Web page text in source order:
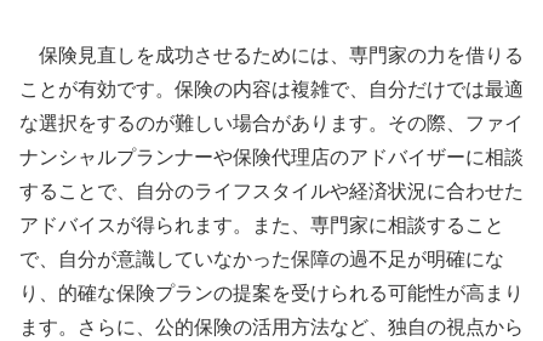
保険見直しを成功させるためには、専門家の力を借りる
ことが有効です。保険の内容は複雑で、自分だけでは最適
な選択をするのが難しい場合があります。その際、ファイ
ナンシャルプランナーや保険代理店のアドバイザーに相談
することで、自分のライフスタイルや経済状況に合わせた
アドバイスが得られます。また、専門家に相談すること
で、自分が意識していなかった保障の過不足が明確にな
り、的確な保険プランの提案を受けられる可能性が高まり
ます。さらに、公的保険の活用方法など、独自の視点から